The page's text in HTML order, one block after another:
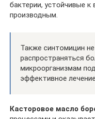
бактерии, устойчивые к
производным.
Также синтомицин
распространяться
микроорганизмам
эффективное
Касторовое масло